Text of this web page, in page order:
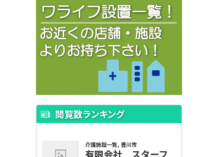
閲覧数ランキング